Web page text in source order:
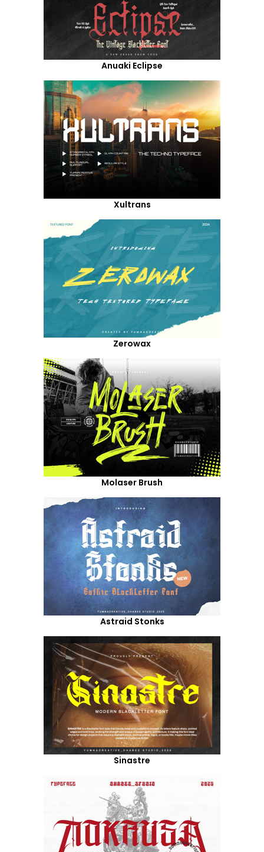
Anuaki Eclipse
Xultrans
Zerowax
Molaser Brush
Astraid Stonks
Sinastre